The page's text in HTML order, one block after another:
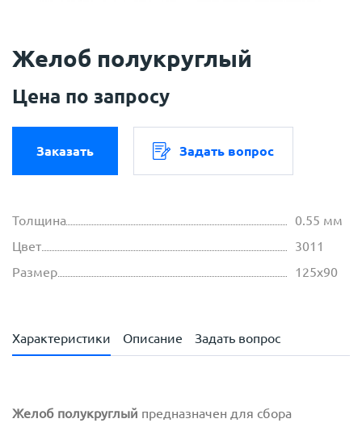
Желоб полукруглый
Цена по запросу
Заказать Задать вопрос
Толщина
0.55 мм
Цвет
3011
Размер
125х90
Характеристики Описание Задать вопрос
Желоб полукруглый предназначен для сбора